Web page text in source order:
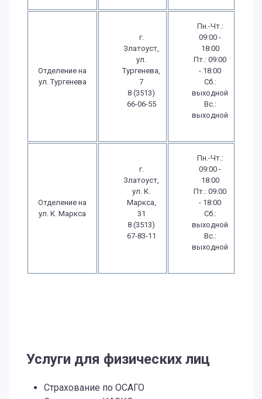
Отделение на
ул. Тургенева
г.
Златоуст,
ул.
Тургенева,
7
8 (3513)
66-06-55
Пн.-Чт.:
09:00 -
18:00
Пт.: 09:00
- 18:00
Сб.:
выходной
Вс.:
выходной
Отделение на
ул. К. Маркса
г.
Златоуст,
ул. К.
Маркса,
31
8 (3513)
67-83-11
Пн.-Чт.:
09:00 -
18:00
Пт.: 09:00
- 18:00
Сб.:
выходной
Вс.:
выходной
Услуги для физических лиц
Страхование по ОСАГО